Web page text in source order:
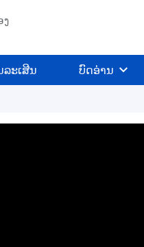
ງ
ລະເສີນ ບົດອ່ານ